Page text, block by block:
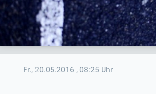
Fr., 20.05.2016 , 08:25 Uhr